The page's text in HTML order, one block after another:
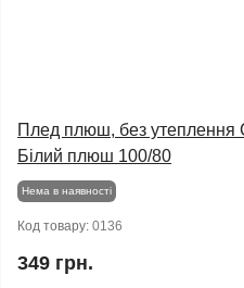
Плед плюш, без утеплення
Білий плюш 100/80
Нема в наявності
Код товару: 0136
349 грн.